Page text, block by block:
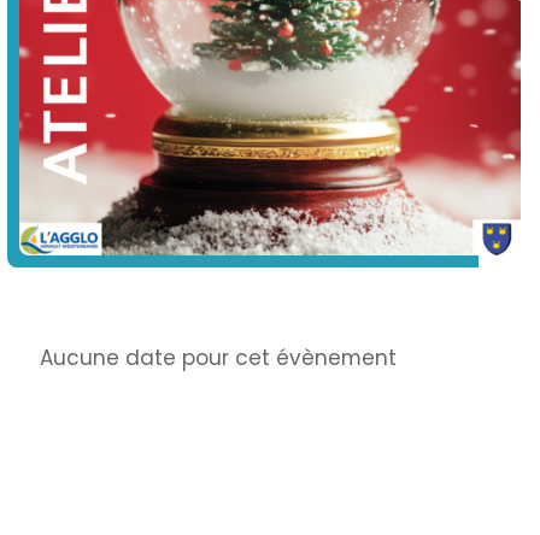
Info
Aucune date pour cet évènement